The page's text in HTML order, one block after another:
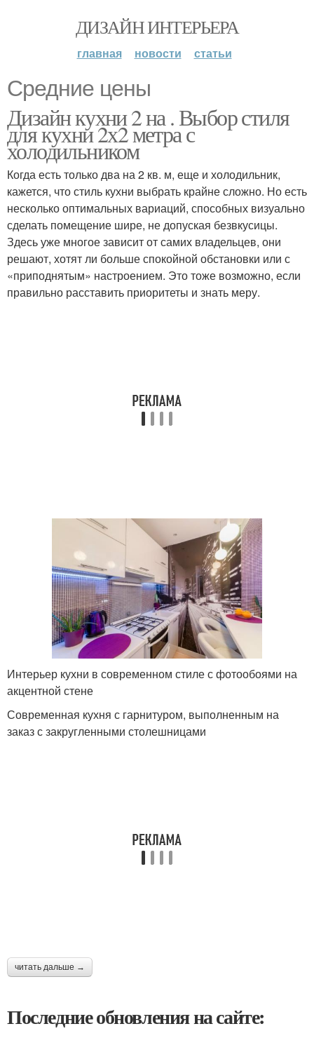
ДИЗАЙН ИНТЕРЬЕРА
главная новости статьи
Средние цены
Дизайн кухни 2 на . Выбор стиля
для кухни 2х2 метра с
холодильником
Когда есть только два на 2 кв. м, еще и холодильник,
кажется, что стиль кухни выбрать крайне сложно. Но есть
несколько оптимальных вариаций, способных визуально
сделать помещение шире, не допуская безвкусицы.
Здесь уже многое зависит от самих владельцев, они
решают, хотят ли больше спокойной обстановки или с
«приподнятым» настроением. Это тоже возможно, если
правильно расставить приоритеты и знать меру.
Интерьер кухни в современном стиле с фотообоями на
акцентной стене
Современная кухня с гарнитуром, выполненным на
заказ с закругленными столешницами
читать дальше →
Последние обновления на сайте: